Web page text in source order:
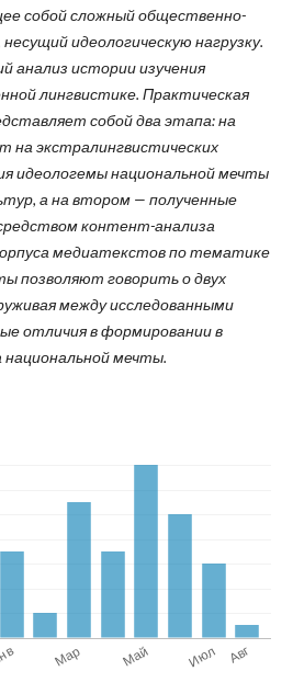
собой сложный общественно-
идеологическую нагрузку.
анализ истории изучения
лингвистике. Практическая
собой два этапа: на
на экстралингвистических
идеологемы национальной мечты
а на втором — полученные
контент-анализа
медиатекстов по тематике
позволяют говорить о двух
между исследованными
отличия в формировании в
национальной мечты.